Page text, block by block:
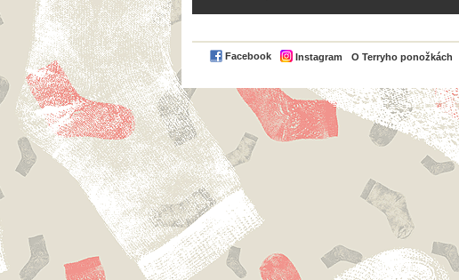
Facebook Instagram O Terryho ponožkách